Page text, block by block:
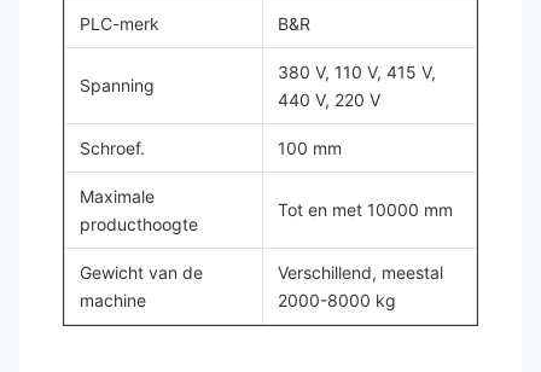
PLC-merk B&R
Spanning
380 V, 110 V, 415 V,
440 V, 220 V
Schroef. 100 mm
Maximale
producthoogte
Tot en met 10000 mm
Gewicht van de
machine
Verschillend, meestal
2000-8000 kg